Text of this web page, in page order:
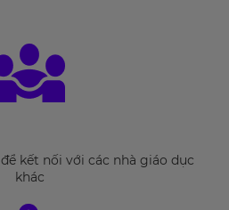
để kết nối với các nhà giáo dục
khác